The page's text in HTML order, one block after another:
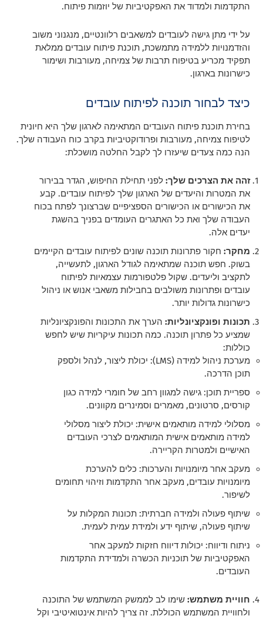
התקדמות ולמדוד את האפקטיביות של יוזמות פיתוח.
על ידי מתן גישה לעובדים למשאבים רלוונטיים, מנגנוני משוב
והזדמנויות ללמידה מתמשכת, תוכנת פיתוח עובדים ממלאת
תפקיד מכריע בטיפוח תרבות של צמיחה, מעורבות ושימור
כישרונות בארגון.
כיצד לבחור תוכנה לפיתוח עובדים
בחירת תוכנת פיתוח העובדים המתאימה לארגון שלך היא חיונית
לטיפוח צמיחה, מעורבות ופרודוקטיביות בקרב כוח העבודה שלך.
הנה כמה צעדים שיעזרו לך לקבל החלטה מושכלת:
זהה את הצרכים שלך: לפני תחילת החיפוש, הגדר בבירור
את המטרות והיעדים של הארגון שלך לפיתוח עובדים. קבע
את הכישורים או הכישורים הספציפיים שברצונך לפתח בכוח
העבודה שלך ואת כל האתגרים העומדים בפניך בהשגת
יעדים אלה.
מחקר: חקור פתרונות תוכנה שונים לפיתוח עובדים הקיימים
בשוק. חפש תוכנה שמתאימה לגודל הארגון, לתעשייה,
לתקציב וליעדים. שקול פלטפורמות עצמאיות לפיתוח
עובדים ופתרונות משולבים בחבילות משאבי אנוש או ניהול
כישרונות גדולות יותר.
תכונות ופונקציונליות: הערך את התכונות והפונקציונליות
שמציע כל פתרון תוכנה. כמה תכונות עיקריות שיש לחפש
כוללות:
מערכת ניהול למידה (LMS): יכולת ליצור, לנהל ולספק
תוכן הדרכה.
ספריית תוכן: גישה למגוון רחב של חומרי למידה כגון
קורסים, סרטונים, מאמרים וסמינרים מקוונים.
מסלולי למידה מותאמים אישית: יכולת ליצור מסלולי
למידה מותאמים אישית המותאמים לצרכי העובדים
האישיים ולמטרות הקריירה.
מעקב אחר מיומנויות והערכות: כלים להערכת
מיומנויות עובדים, מעקב אחר התקדמות וזיהוי תחומים
לשיפור.
שיתוף פעולה ולמידה חברתית: תכונות המקלות על
שיתוף פעולה, שיתוף ידע ולמידת עמית לעמית.
ניתוח ודיווח: יכולות דיווח חזקות למעקב אחר
האפקטיביות של תוכניות הכשרה ולמדידת התקדמות
העובדים.
חוויית משתמש: שימו לב לממשק המשתמש של התוכנה
ולחוויית המשתמש הכוללת. זה צריך להיות אינטואיטיבי וקל